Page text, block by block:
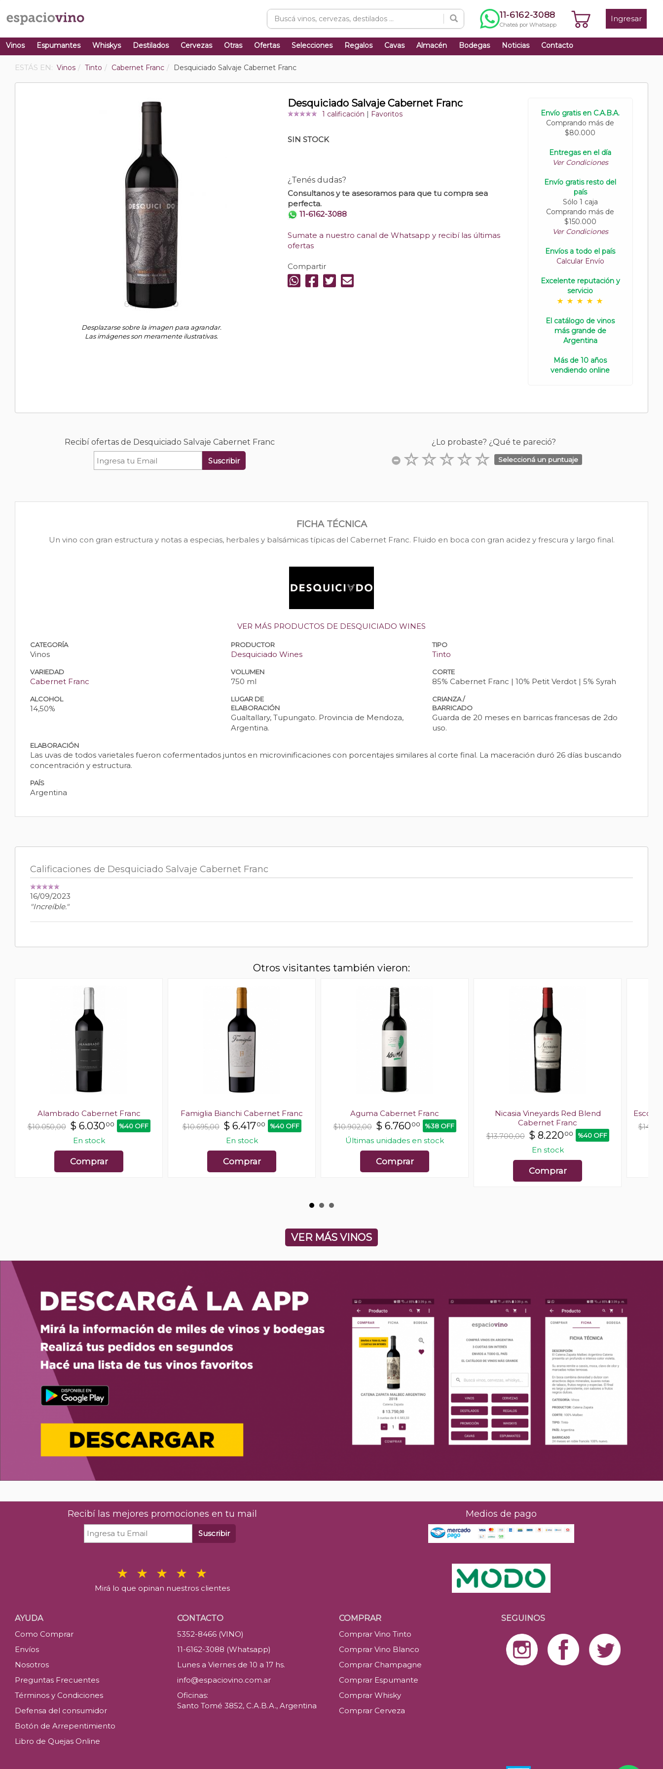
11-6162-3088
Chateá por Whatsapp
Ingresar
Vinos Espumantes Whiskys Destilados Cervezas Otras Ofertas Selecciones Regalos Cavas Almacén Bodegas Noticias Contacto
ESTÁS EN: Vinos Tinto Cabernet Franc Desquiciado Salvaje Cabernet Franc
Desplazarse sobre la imagen para agrandar.
Las imágenes son meramente ilustrativas.
Desquiciado Salvaje Cabernet Franc
1 calificación Favoritos
SIN STOCK
¿Tenés dudas?
Consultanos y te asesoramos para que tu compra sea
perfecta.
11-6162-3088
Sumate a nuestro canal de Whatsapp y recibí las últimas
ofertas
Compartir
Envío gratis en C.A.B.A.
Comprando más de
$80.000
Entregas en el día
Ver Condiciones
Envío gratis resto del
país
Sólo 1 caja
Comprando más de
$150.000
Ver Condiciones
Envíos a todo el país
Calcular Envío
Excelente reputación y
servicio
El catálogo de vinos
más grande de
Argentina
Más de 10 años
vendiendo online
Recibí ofertas de Desquiciado Salvaje Cabernet Franc
Suscribir
¿Lo probaste? ¿Qué te pareció?
Seleccioná un puntuaje
FICHA TÉCNICA
Un vino con gran estructura y notas a especias, herbales y balsámicas típicas del Cabernet Franc. Fluido en boca con gran acidez y frescura y largo final.
VER MÁS PRODUCTOS DE DESQUICIADO WINES
CATEGORÍA
Vinos
PRODUCTOR
Desquiciado Wines
TIPO
Tinto
VARIEDAD
Cabernet Franc
VOLUMEN
750 ml
CORTE
85% Cabernet Franc | 10% Petit Verdot | 5% Syrah
ALCOHOL
14,50%
LUGAR DE
ELABORACIÓN
Gualtallary, Tupungato. Provincia de Mendoza,
Argentina.
CRIANZA /
BARRICADO
Guarda de 20 meses en barricas francesas de 2do
uso.
ELABORACIÓN
Las uvas de todos varietales fueron cofermentados juntos en microvinificaciones con porcentajes similares al corte final. La maceración duró 26 días buscando
concentración y estructura.
PAÍS
Argentina
Calificaciones de Desquiciado Salvaje Cabernet Franc
16/09/2023
"Increíble."
Otros visitantes también vieron:
Alambrado Cabernet Franc
$10.050,00 $ 6.03000 %40 OFF
En stock
Comprar
Famiglia Bianchi Cabernet Franc
$10.695,00 $ 6.41700 %40 OFF
En stock
Comprar
Aguma Cabernet Franc
$10.902,00 $ 6.76000 %38 OFF
Últimas unidades en stock
Comprar
Nicasia Vineyards Red Blend
Cabernet Franc
$13.700,00 $ 8.22000 %40 OFF
En stock
Comprar
VER MÁS VINOS
Recibí las mejores promociones en tu mail
Suscribir
Mirá lo que opinan nuestros clientes
Medios de pago
AYUDA
Como Comprar
Envíos
Nosotros
Preguntas Frecuentes
Términos y Condiciones
Defensa del consumidor
Botón de Arrepentimiento
Libro de Quejas Online
CONTACTO
5352-8466 (VINO)
11-6162-3088 (Whatsapp)
Lunes a Viernes de 10 a 17 hs.
info@espaciovino.com.ar
Oficinas:
Santo Tomé 3852, C.A.B.A., Argentina
COMPRAR
Comprar Vino Tinto
Comprar Vino Blanco
Comprar Champagne
Comprar Espumante
Comprar Whisky
Comprar Cerveza
SEGUINOS